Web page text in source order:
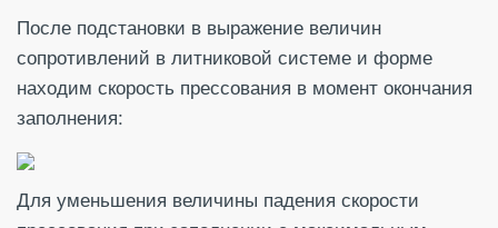
После подстановки в выражение величин
сопротивлений в литниковой системе и форме
находим скорость прессования в момент окончания
заполнения:
Для уменьшения величины падения скорости